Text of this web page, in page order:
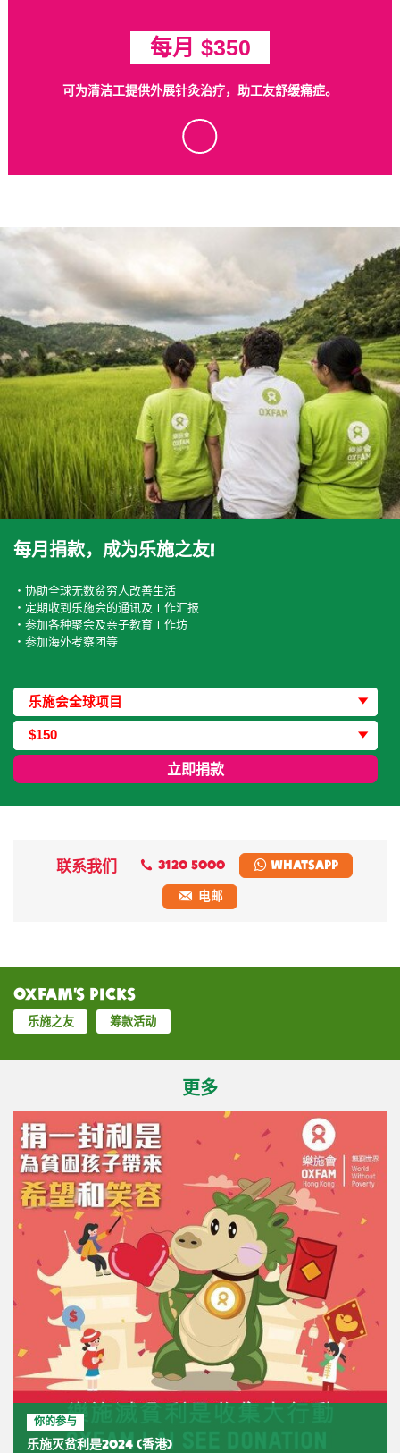
每月 $350
可为清洁工提供外展针灸治疗，助工友舒缓痛症。
tick
每月捐款，成为乐施之友!
‧协助全球无数贫穷人改善生活
‧定期收到乐施会的通讯及工作汇报
‧参加各种聚会及亲子教育工作坊
‧参加海外考察团等
捐款类型
乐施会全球项目
捐款金额
$150
立即捐款
联系我们 3120 5000 Whatsapp
电邮
Oxfam’s Picks
乐施之友 筹款活动
更多
你的参与
乐施灭贫利是2024 (香港)